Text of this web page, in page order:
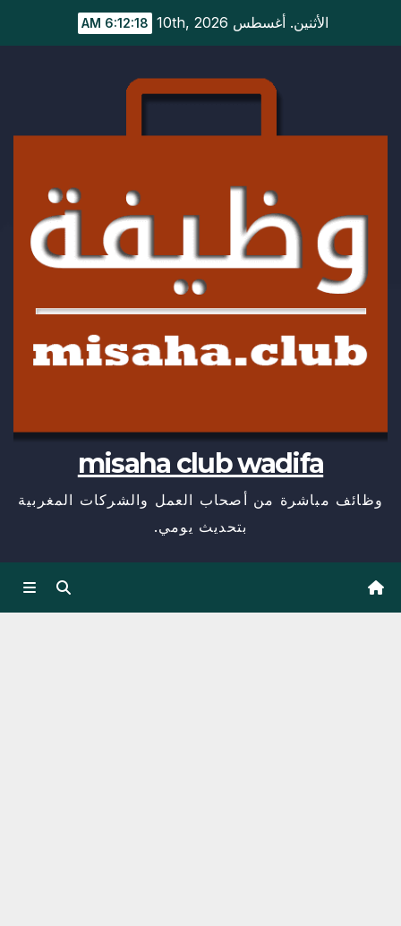
الأثنين. أغسطس 10th, 2026 6:12:19 AM
misaha club wadifa
وظائف مباشرة من أصحاب العمل والشركات المغربية
بتحديث يومي.